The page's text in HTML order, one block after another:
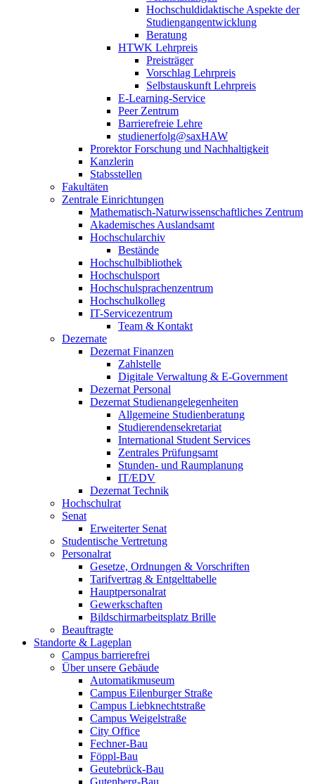
Hochschuldidaktische Aspekte der
Studiengangentwicklung
Beratung
HTWK Lehrpreis
Preisträger
Vorschlag Lehrpreis
Selbstauskunft Lehrpreis
E-Learning-Service
Peer Zentrum
Barrierefreie Lehre
studienerfolg@saxHAW
Prorektor Forschung und Nachhaltigkeit
Kanzlerin
Stabsstellen
Fakultäten
Zentrale Einrichtungen
Mathematisch-Naturwissenschaftliches Zentrum
Akademisches Auslandsamt
Hochschularchiv
Bestände
Hochschulbibliothek
Hochschulsport
Hochschulsprachenzentrum
Hochschulkolleg
IT-Servicezentrum
Team & Kontakt
Dezernate
Dezernat Finanzen
Zahlstelle
Digitale Verwaltung & E-Government
Dezernat Personal
Dezernat Studienangelegenheiten
Allgemeine Studienberatung
Studierendensekretariat
International Student Services
Zentrales Prüfungsamt
Stunden- und Raumplanung
IT/EDV
Dezernat Technik
Hochschulrat
Senat
Erweiterter Senat
Studentische Vertretung
Personalrat
Gesetze, Ordnungen & Vorschriften
Tarifvertrag & Entgelttabelle
Hauptpersonalrat
Gewerkschaften
Bildschirmarbeitsplatz Brille
Beauftragte
Standorte & Lageplan
Campus barrierefrei
Über unsere Gebäude
Automatikmuseum
Campus Eilenburger Straße
Campus Liebknechtstraße
Campus Weigelstraße
City Office
Fechner-Bau
Föppl-Bau
Geutebrück-Bau
Gutenberg-Bau